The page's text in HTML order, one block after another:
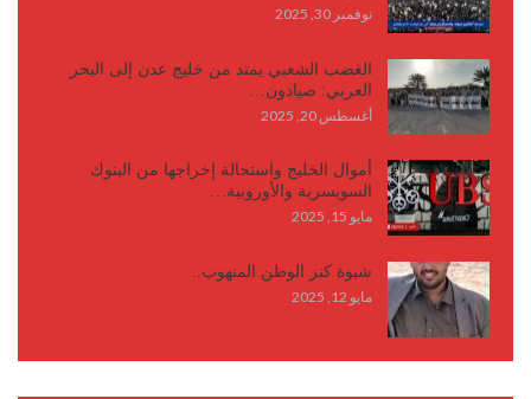
نوفمبر 30, 2025
الغضب الشعبي يمتد من خليج عدن إلى البحر
العربي: صيادون…
أغسطس 20, 2025
أموال الخليج واستحالة إخراجها من البنوك
السويسرية والأوروبية…
مايو 15, 2025
شبوة كنز الوطن المنهوب..
مايو 12, 2025